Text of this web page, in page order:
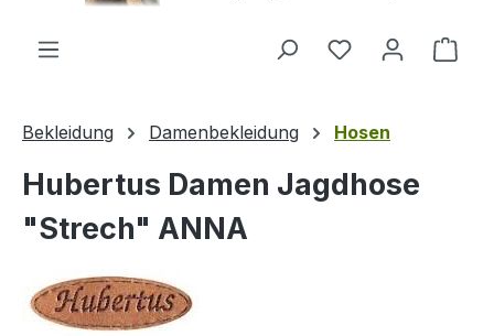
Du hast 0
Bekleidung Damenbekleidung Hosen
Hubertus Damen Jagdhose
"Strech" ANNA